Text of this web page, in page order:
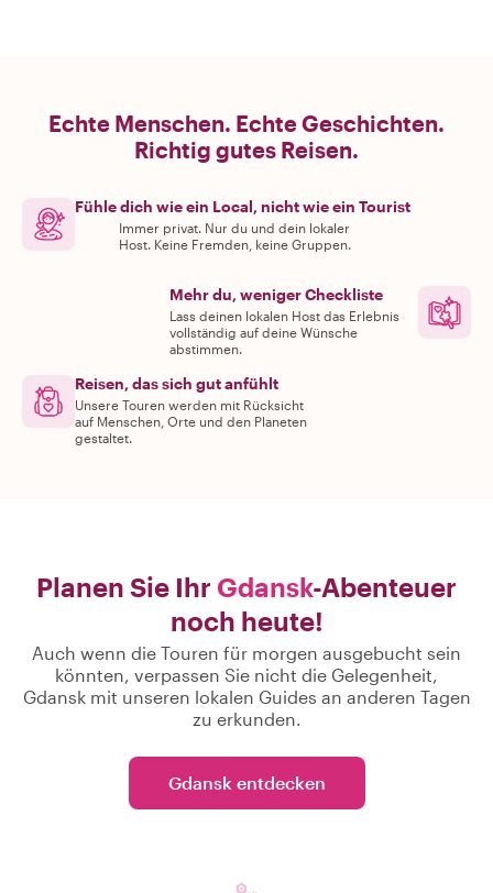
Echte Menschen. Echte Geschichten.
Richtig gutes Reisen.
Fühle dich wie ein Local, nicht wie ein Tourist
Immer privat. Nur du und dein lokaler
Host. Keine Fremden, keine Gruppen.
Mehr du, weniger Checkliste
Lass deinen lokalen Host das Erlebnis
vollständig auf deine Wünsche
abstimmen.
Reisen, das sich gut anfühlt
Unsere Touren werden mit Rücksicht
auf Menschen, Orte und den Planeten
gestaltet.
Planen Sie Ihr Gdansk-Abenteuer
noch heute!
Auch wenn die Touren für morgen ausgebucht sein
könnten, verpassen Sie nicht die Gelegenheit,
Gdansk mit unseren lokalen Guides an anderen Tagen
zu erkunden.
Gdansk entdecken